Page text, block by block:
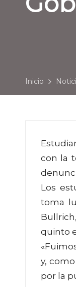
Inicio
con la
Los
toma
quinto
y,
por la